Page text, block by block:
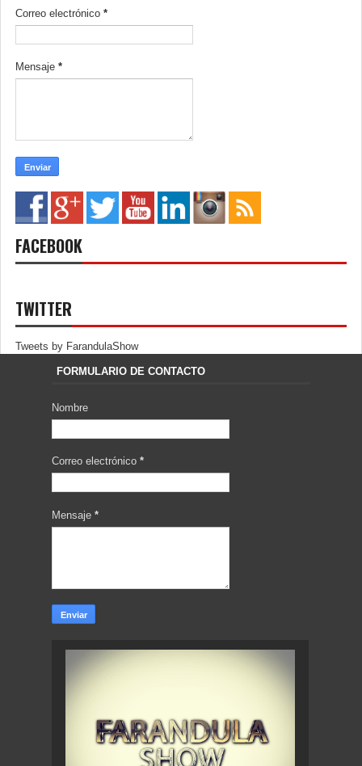
Correo electrónico *
Mensaje *
FACEBOOK
TWITTER
Tweets by FarandulaShow
FORMULARIO DE CONTACTO
Nombre
Correo electrónico *
Mensaje *